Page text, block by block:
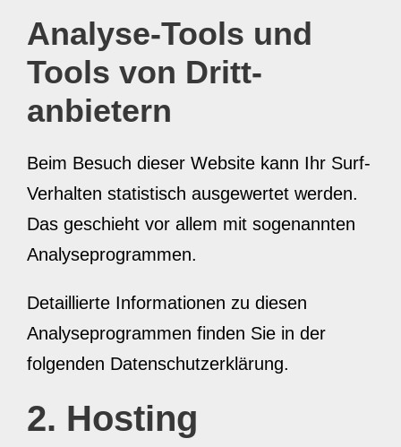
Analyse-Tools und
Tools von Dritt­
anbietern
Beim Besuch dieser Website kann Ihr Surf-
Verhalten statistisch ausgewertet werden.
Das geschieht vor allem mit sogenannten
Analyseprogrammen.
Detaillierte Informationen zu diesen
Analyseprogrammen finden Sie in der
folgenden Datenschutzerklärung.
2. Hosting